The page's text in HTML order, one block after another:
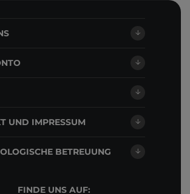
UND IMPRESSUM
BETREUUNG
FINDE UNS AUF: